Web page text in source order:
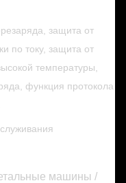
защита от
по току, защита от
температуры,
функция протокола
машины /